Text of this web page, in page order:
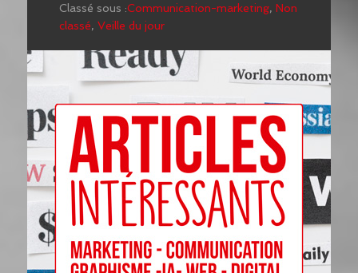
Classé sous :Communication-marketing, Non
classé, Veille du jour